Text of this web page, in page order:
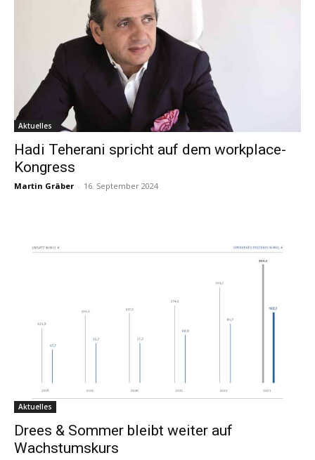
Aktuelles
Hadi Teherani spricht auf dem workplace-
Kongress
Martin Gräber - 16. September 2024
Aktuelles
Drees & Sommer bleibt weiter auf
Wachstumskurs